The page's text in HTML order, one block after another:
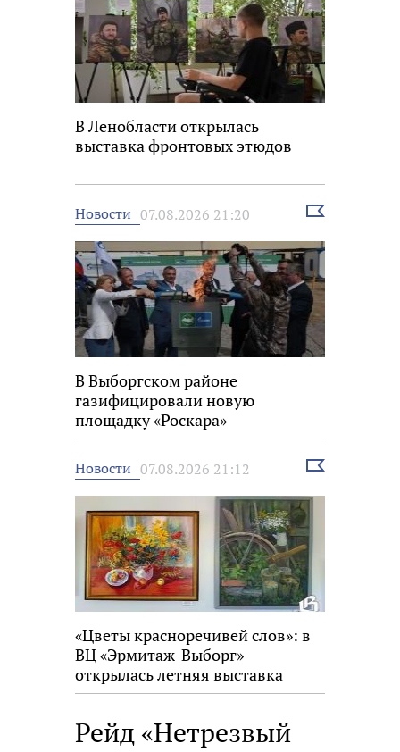
В Ленобласти открылась
выставка фронтовых этюдов
Новости 07.08.2026 21:20
Выбрать
В Выборгском районе
газифицировали новую
площадку «Роскара»
Новости 07.08.2026 21:12
Выбрать
«Цветы красноречивей слов»: в
ВЦ «Эрмитаж-Выборг»
открылась летняя выставка
Рейд «Нетрезвый